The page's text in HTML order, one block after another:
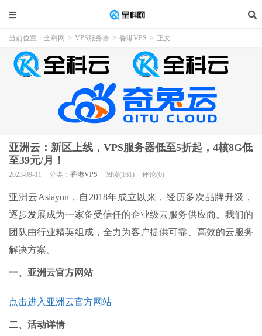
当前位置： 全科网 > VPS服务器 > 香港VPS > 正文
亚洲云：新区上线，VPS服务器低至5折起，4核8G低
至39元/月！
2023-09-11 分类： 香港VPS 阅读(161) 评论(0)
亚洲云Asiayun，自2018年成立以来，经历多次品牌升级，
逐步发展成为一家备受信任的企业级云服务供应商。我们的
团队由行业精英组成，全力为客户提供可靠、高效的云服务
解决方案。
一、亚洲云官方网站
点击进入亚洲云官方网站
二、活动详情